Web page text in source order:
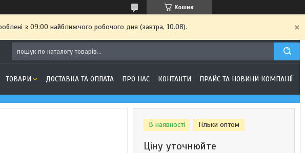
Кошик
з 09:00 найближчого робочого дня (завтра, 10.08).
ТОВАРИ ДОСТАВКА ТА ОПЛАТА ПРО НАС КОНТАКТИ ПРАЙС ТА НОВИНИ КОМПАНІЇ
В наявності Тільки оптом
Ціну уточнюйте